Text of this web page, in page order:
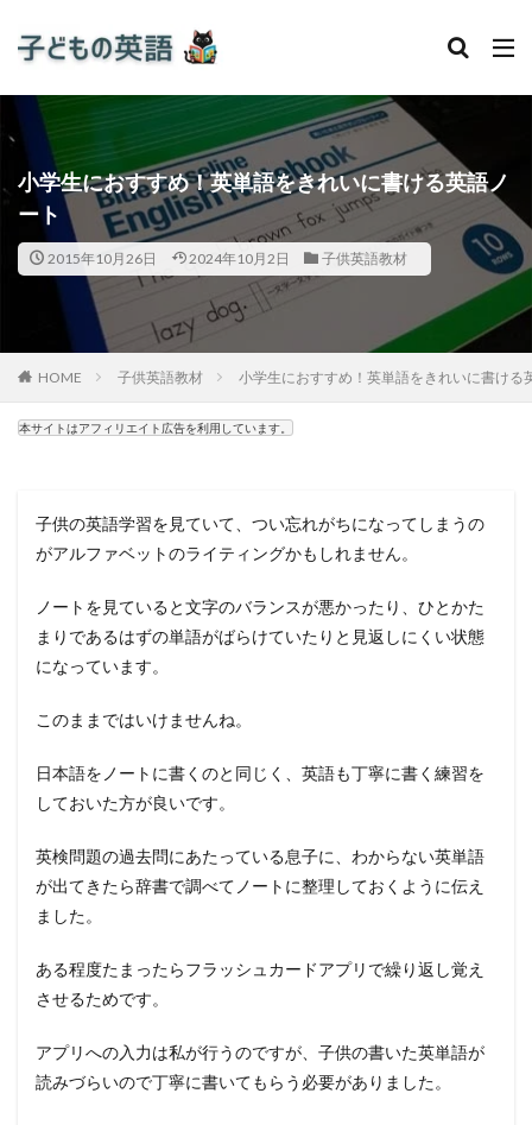
小学生におすすめ！英単語をきれいに書ける英語ノ
ート
2015年10月26日 2024年10月2日 子供英語教材
HOME 子供英語教材 小学生におすすめ！英単語をきれいに書ける
本サイトはアフィリエイト広告を利用しています。
子供の英語学習を見ていて、つい忘れがちになってしまうの
がアルファベットのライティングかもしれません。
ノートを見ていると文字のバランスが悪かったり、ひとかた
まりであるはずの単語がばらけていたりと見返しにくい状態
になっています。
このままではいけませんね。
日本語をノートに書くのと同じく、英語も丁寧に書く練習を
しておいた方が良いです。
英検問題の過去問にあたっている息子に、わからない英単語
が出てきたら辞書で調べてノートに整理しておくように伝え
ました。
ある程度たまったらフラッシュカードアプリで繰り返し覚え
させるためです。
アプリへの入力は私が行うのですが、子供の書いた英単語が
読みづらいので丁寧に書いてもらう必要がありました。